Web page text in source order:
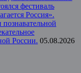
фестиваль
Россия».
России. 05.08.2026